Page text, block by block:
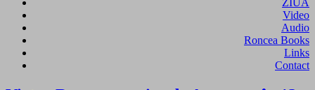
Video
Audio
Roncea Books
Links
Contact